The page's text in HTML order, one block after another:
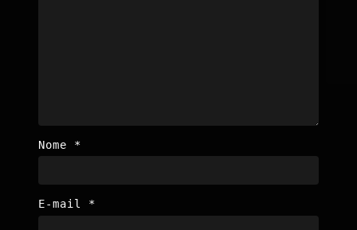
Nome *
E-mail *